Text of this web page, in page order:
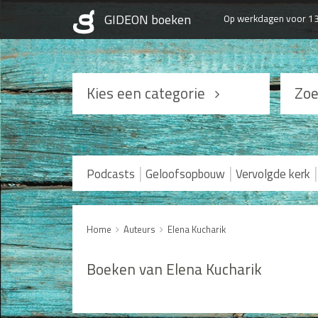
Op werkdagen voor
Kies een categorie
Podcasts
Geloofsopbouw
Praktisch Christen zijn
Seksualiteit
Podcasts | Geloofsopbouw | Vervolgde kerk |
Home Auteurs Elena Kucharik
Boeken van Elena Kucharik